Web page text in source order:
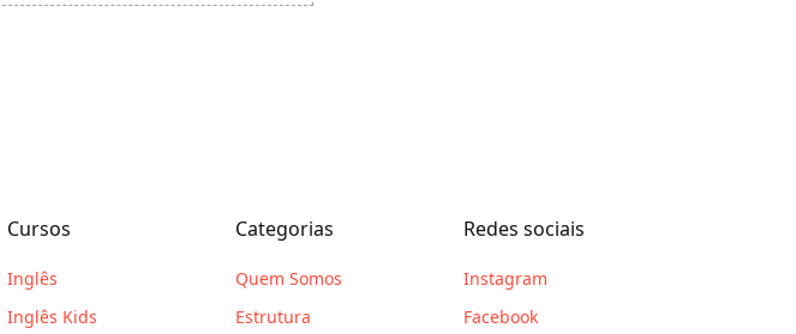
Cursos
Inglês
Inglês Kids
Categorias
Quem Somos
Estrutura
Redes sociais
Instagram
Facebook